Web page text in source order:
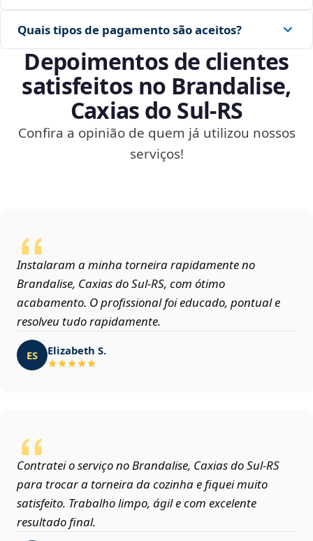
Quais tipos de pagamento são aceitos?
Depoimentos de clientes
satisfeitos no Brandalise,
Caxias do Sul‑RS
Confira a opinião de quem já utilizou nossos
serviços!
Instalaram a minha torneira rapidamente no
Brandalise, Caxias do Sul‑RS, com ótimo
acabamento. O profissional foi educado, pontual e
resolveu tudo rapidamente.
ES Elizabeth S.
Contratei o serviço no Brandalise, Caxias do Sul‑RS
para trocar a torneira da cozinha e fiquei muito
satisfeito. Trabalho limpo, ágil e com excelente
resultado final.